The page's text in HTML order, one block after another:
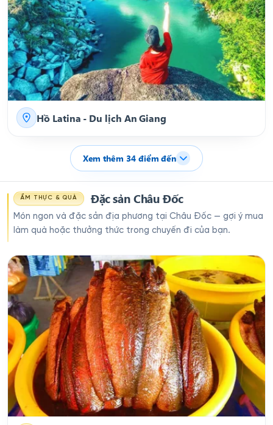
Hồ Latina - Du lịch An Giang
Xem thêm 34điểm đến
ẨM THỰC & QUÀ Đặc sản Châu Đốc
Món ngon và đặc sản địa phương tại Châu Đốc — gợi ý mua
làm quà hoặc thưởng thức trong chuyến đi của bạn.